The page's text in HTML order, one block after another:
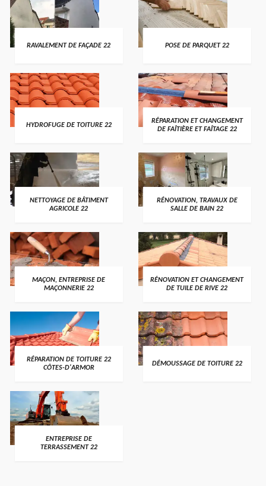
RAVALEMENT DE FAÇADE 22 POSE DE PARQUET 22
HYDROFUGE DE TOITURE 22
RÉPARATION ET CHANGEMENT
DE FAÎTIÈRE ET FAÎTAGE 22
NETTOYAGE DE BÂTIMENT
AGRICOLE 22
RÉNOVATION, TRAVAUX DE
SALLE DE BAIN 22
MAÇON, ENTREPRISE DE
MAÇONNERIE 22
RÉNOVATION ET CHANGEMENT
DE TUILE DE RIVE 22
RÉPARATION DE TOITURE 22
CÔTES-D'ARMOR
DÉMOUSSAGE DE TOITURE 22
ENTREPRISE DE
TERRASSEMENT 22